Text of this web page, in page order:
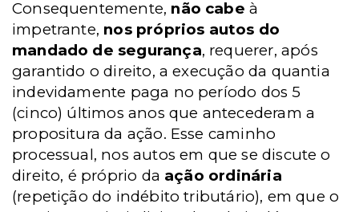
Consequentemente, não cabe à
impetrante, nos próprios autos do
mandado de segurança, requerer, após
garantido o direito, a execução da quantia
indevidamente paga no período dos 5
(cinco) últimos anos que antecederam a
propositura da ação. Esse caminho
processual, nos autos em que se discute o
direito, é próprio da ação ordinária
(repetição do indébito tributário), em que o